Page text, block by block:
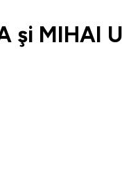
şi MIHAI